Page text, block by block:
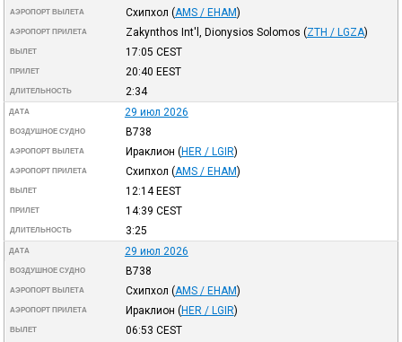
АЭРОПОРТ ВЫЛЕТА Схипхол (AMS / EHAM)
АЭРОПОРТ ПРИЛЕТА Zakynthos Int'l, Dionysios Solomos (ZTH / LGZA)
ВЫЛЕТ 17:05 CEST
ПРИЛЕТ 20:40 EEST
ДЛИТЕЛЬНОСТЬ 2:34
ДАТА 29 июл 2026
ВОЗДУШНОЕ СУДНО B738
АЭРОПОРТ ВЫЛЕТА Ираклион (HER / LGIR)
АЭРОПОРТ ПРИЛЕТА Схипхол (AMS / EHAM)
ВЫЛЕТ 12:14EEST
ПРИЛЕТ 14:39 CEST
ДЛИТЕЛЬНОСТЬ 3:25
ДАТА 29 июл 2026
ВОЗДУШНОЕ СУДНО B738
АЭРОПОРТ ВЫЛЕТА Схипхол (AMS / EHAM)
АЭРОПОРТ ПРИЛЕТА Ираклион (HER / LGIR)
ВЫЛЕТ 06:53 CEST